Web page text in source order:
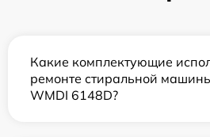
Какие комплектующие
ремонте стиральной
WMDI 6148D?